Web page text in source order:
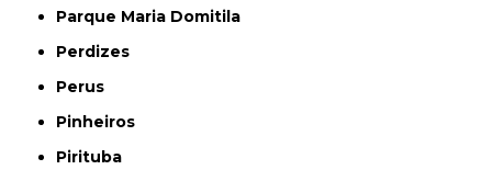
Parque Maria Domitila
Perdizes
Perus
Pinheiros
Pirituba